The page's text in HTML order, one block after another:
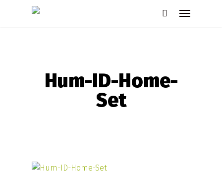
Menu
Hum-ID-Home-
Set